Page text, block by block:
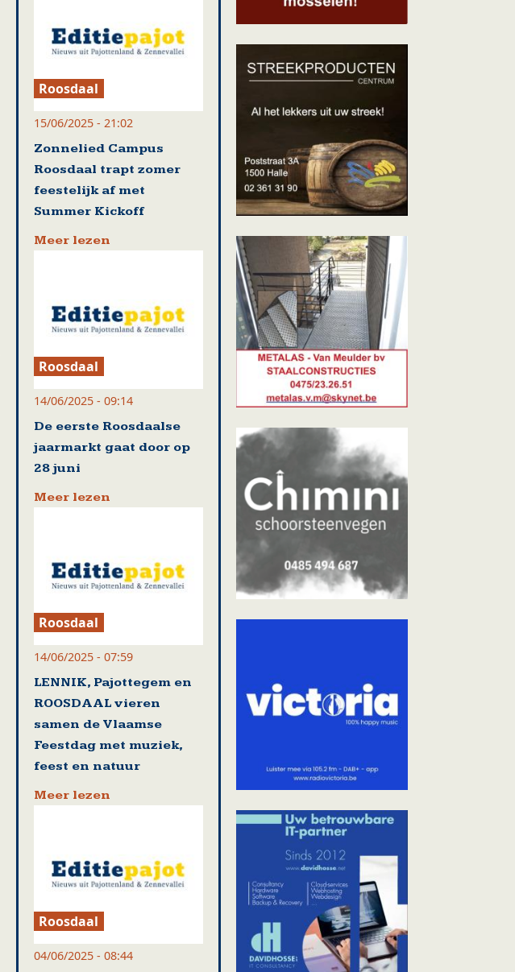
Roosdaal
15/06/2025 - 21:02
Zonnelied Campus
Roosdaal trapt zomer
feestelijk af met
Summer Kickoff
Meer lezen
Roosdaal
14/06/2025 - 09:14
De eerste Roosdaalse
jaarmarkt gaat door op
28 juni
Meer lezen
Roosdaal
14/06/2025 - 07:59
LENNIK, Pajottegem en
ROOSDAAL vieren
samen de Vlaamse
Feestdag met muziek,
feest en natuur
Meer lezen
Roosdaal
04/06/2025 - 08:44